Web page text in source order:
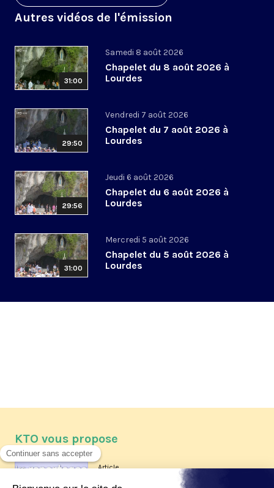
Autres vidéos de l'émission
31:00
Samedi 8 août 2026
Chapelet du 8 août 2026 à
Lourdes
29:50
Vendredi 7 août 2026
Chapelet du 7 août 2026 à
Lourdes
29:56
Jeudi 6 août 2026
Chapelet du 6 août 2026 à
Lourdes
31:00
Mercredi 5 août 2026
Chapelet du 5 août 2026 à
Lourdes
KTO vous propose
Article
Les reportages d'été 2026 de KTO